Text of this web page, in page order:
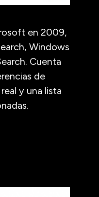
en 2009,
Windows
Cuenta
de
y una lista